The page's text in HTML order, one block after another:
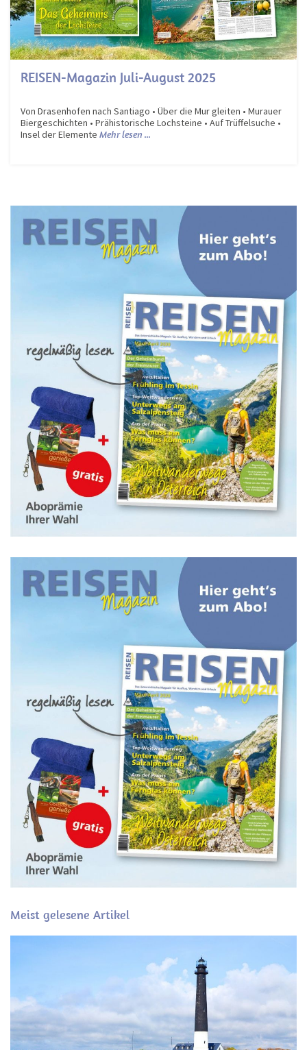
REISEN-Magazin Juli-August 2025
Von Drasenhofen nach Santiago • Über die Mur gleiten • Murauer
Biergeschichten • Prähistorische Lochsteine • Auf Trüffelsuche •
Insel der Elemente Mehr lesen ...
Meist gelesene Artikel